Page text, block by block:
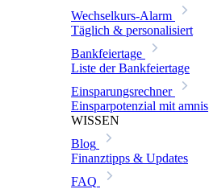
Wechselkurs-Alarm
Täglich & personalisiert
Bankfeiertage
Liste der Bankfeiertage
Einsparungsrechner
Einsparpotenzial mit amnis
WISSEN
Blog
Finanztipps & Updates
FAQ